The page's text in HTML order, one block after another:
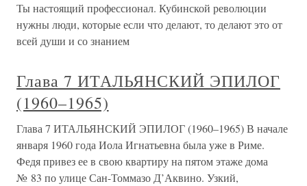
Ты настоящий профессионал. Кубинской революции
нужны люди, которые если что делают, то делают это от
всей души и со знанием
Глава 7 ИТАЛЬЯНСКИЙ ЭПИЛОГ
(1960–1965)
Глава 7 ИТАЛЬЯНСКИЙ ЭПИЛОГ (1960–1965) В начале
января 1960 года Иола Игнатьевна была уже в Риме.
Федя привез ее в свою квартиру на пятом этаже дома
№ 83 по улице Сан-Томмазо Д’Аквино. Узкий,